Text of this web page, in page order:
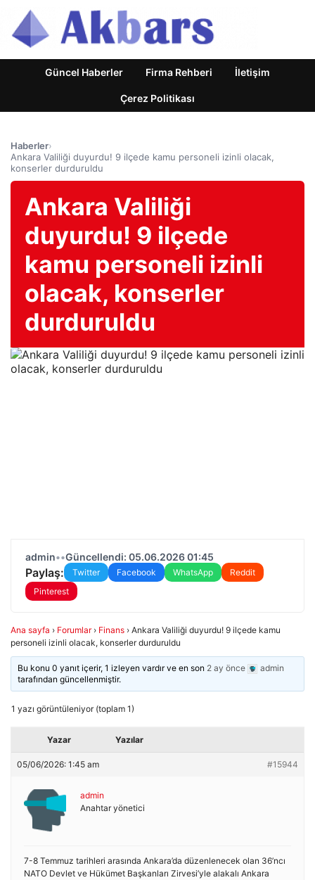
Güncel Haberler Firma Rehberi İletişim
Çerez Politikası
Haberler›
Ankara Valiliği duyurdu! 9 ilçede kamu personeli izinli olacak,
konserler durduruldu
Ankara Valiliği
duyurdu! 9 ilçede
kamu personeli izinli
olacak, konserler
durduruldu
admin••Güncellendi: 05.06.2026 01:45
Paylaş: Twitter Facebook WhatsApp
Reddit
Pinterest
Ana sayfa › Forumlar › Finans › Ankara Valiliği duyurdu! 9 ilçede kamu
personeli izinli olacak, konserler durduruldu
Bu konu 0 yanıt içerir, 1 izleyen vardır ve en son 2 ay önce
admin
tarafından güncellenmiştir.
1 yazı görüntüleniyor (toplam 1)
Yazar Yazılar
05/06/2026: 1:45 am #15944
admin
Anahtar yönetici
7-8 Temmuz tarihleri arasında Ankara’da düzenlenecek olan 36’ncı
NATO Devlet ve Hükümet Başkanları Zirvesi’yle alakalı Ankara